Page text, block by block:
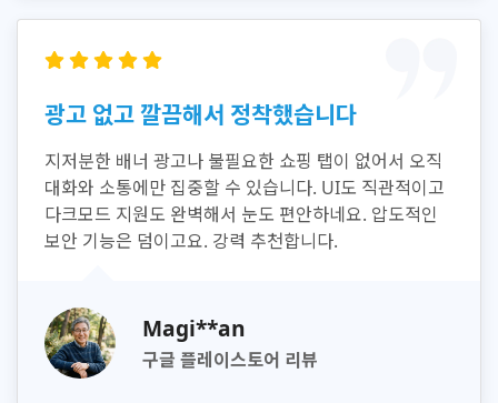
광고 없고 깔끔해서 정착했습니다
지저분한 배너 광고나 불필요한 쇼핑 탭이 없어서 오직
대화와 소통에만 집중할 수 있습니다. UI도 직관적이고
다크모드 지원도 완벽해서 눈도 편안하네요. 압도적인
보안 기능은 덤이고요. 강력 추천합니다.
Magi**an
구글 플레이스토어 리뷰